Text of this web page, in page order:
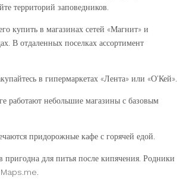
территорий заповедников.
купить в магазинах сетей «Магнит» и
В отдаленных поселках ассортимент
в гипермаркетах «Лента» или «О’Кей».
работают небольшие магазины с базовым
придорожные кафе с горячей едой.
пригодна для питья после кипячения. Родники
Maps.me.